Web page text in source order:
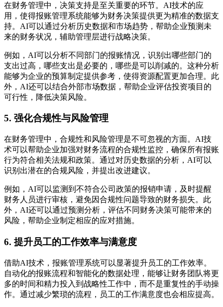
在财务管理中，决策支持是至关重要的环节。AI技术的应
用，使得报账管理系统能够为财务决策提供更为精准的数据支
持。AI可以通过分析历史数据和市场趋势，帮助企业预测未
来的财务状况，辅助管理层进行战略决策。
例如，AI可以分析不同部门的报账情况，识别出哪些部门的
支出过高，哪些支出是必要的，哪些是可以削减的。这种分析
能够为企业的预算制定提供参考，使得资源配置更加合理。此
外，AI还可以结合外部市场数据，帮助企业评估投资项目的
可行性，降低决策风险。
5. 强化合规性与风险管理
在财务管理中，合规性和风险管理是不可忽视的方面。AI技
术可以帮助企业加强对财务流程的合规性监控，确保所有报账
行为符合相关法规和政策。通过对历史数据的分析，AI可以
识别出潜在的合规风险，并提出改进建议。
例如，AI可以监测到不符合公司政策的报销申请，及时提醒
财务人员进行审核，避免因合规性问题导致的财务损失。此
外，AI还可以通过预测分析，评估不同财务决策可能带来的
风险，帮助企业制定相应的应对措施。
6. 提升员工的工作效率与满意度
借助AI技术，报账管理系统可以显著提升员工的工作效率。
自动化的报账流程和智能化的数据处理，能够让财务团队将更
多的时间和精力投入到战略性工作中，而不是重复性的手动操
作。通过减少繁琐的流程，员工的工作满意度也会相应提高。